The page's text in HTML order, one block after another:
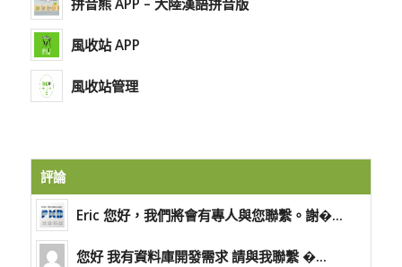
拼音熊 APP – 大陸漢語拼音版
風收站 APP
風收站管理
評論
Eric 您好，我們將會有專人與您聯繫。謝�...
您好 我有資料庫開發需求 請與我聯繫 �...